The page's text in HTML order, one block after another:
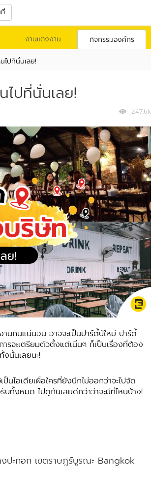
งานแต่งงาน กิจกรรมองค์กร
ไปที่นั่นเลย!
ปที่นั่นเลย!
247.6k
กันแน่นอน อาจจะเป็นปาร์ตี้ปีใหม่ ปาร์ตี้
จะเตรียมตัวตั้งแต่เนิ่นๆ ก็เป็นเรื่องที่ต้อง
งนั้นเลยนะ!
ป็นไอเดียเผื่อใครที่ยังนึกไม่ออกว่าจะไปจัด
ทั้งหมด ไปดูกันเลยดีกว่าว่าจะมีที่ไหนบ้าง!
ปะกอก เขตราษฎร์บูรณะ Bangkok